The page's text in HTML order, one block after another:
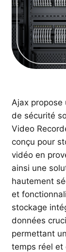
Ajax
de sécurité
Video
conçu pour
vidéo en
ainsi une
hautement
et
stockage
données
permettant
temps réel et